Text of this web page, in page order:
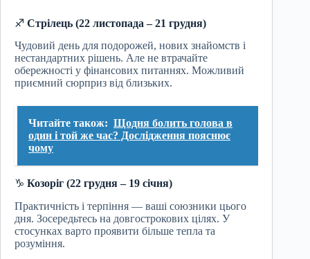
♐ Стрілець (22 листопада – 21 грудня)
Чудовий день для подорожей, нових знайомств і
нестандартних рішень. Але не втрачайте
обережності у фінансових питаннях. Можливий
приємний сюрприз від близьких.
Читайте також: Щодня болить голова в
один і той же час? Дослідження пояснює
чому
♑ Козоріг (22 грудня – 19 січня)
Практичність і терпіння — ваші союзники цього
дня. Зосередьтесь на довгострокових цілях. У
стосунках варто проявити більше тепла та
розуміння.